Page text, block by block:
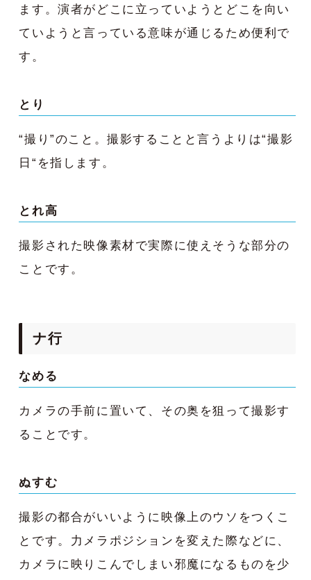
ます。演者がどこに立っていようとどこを向い
ていようと言っている意味が通じるため便利で
す。
とり
“撮り”のこと。撮影することと言うよりは“撮影
日“を指します。
とれ高
撮影された映像素材で実際に使えそうな部分の
ことです。
ナ行
なめる
カメラの手前に置いて、その奥を狙って撮影す
ることです。
ぬすむ
撮影の都合がいいように映像上のウソをつくこ
とです。力メラポジションを変えた際などに、
カメラに映りこんでしまい邪魔になるものを少